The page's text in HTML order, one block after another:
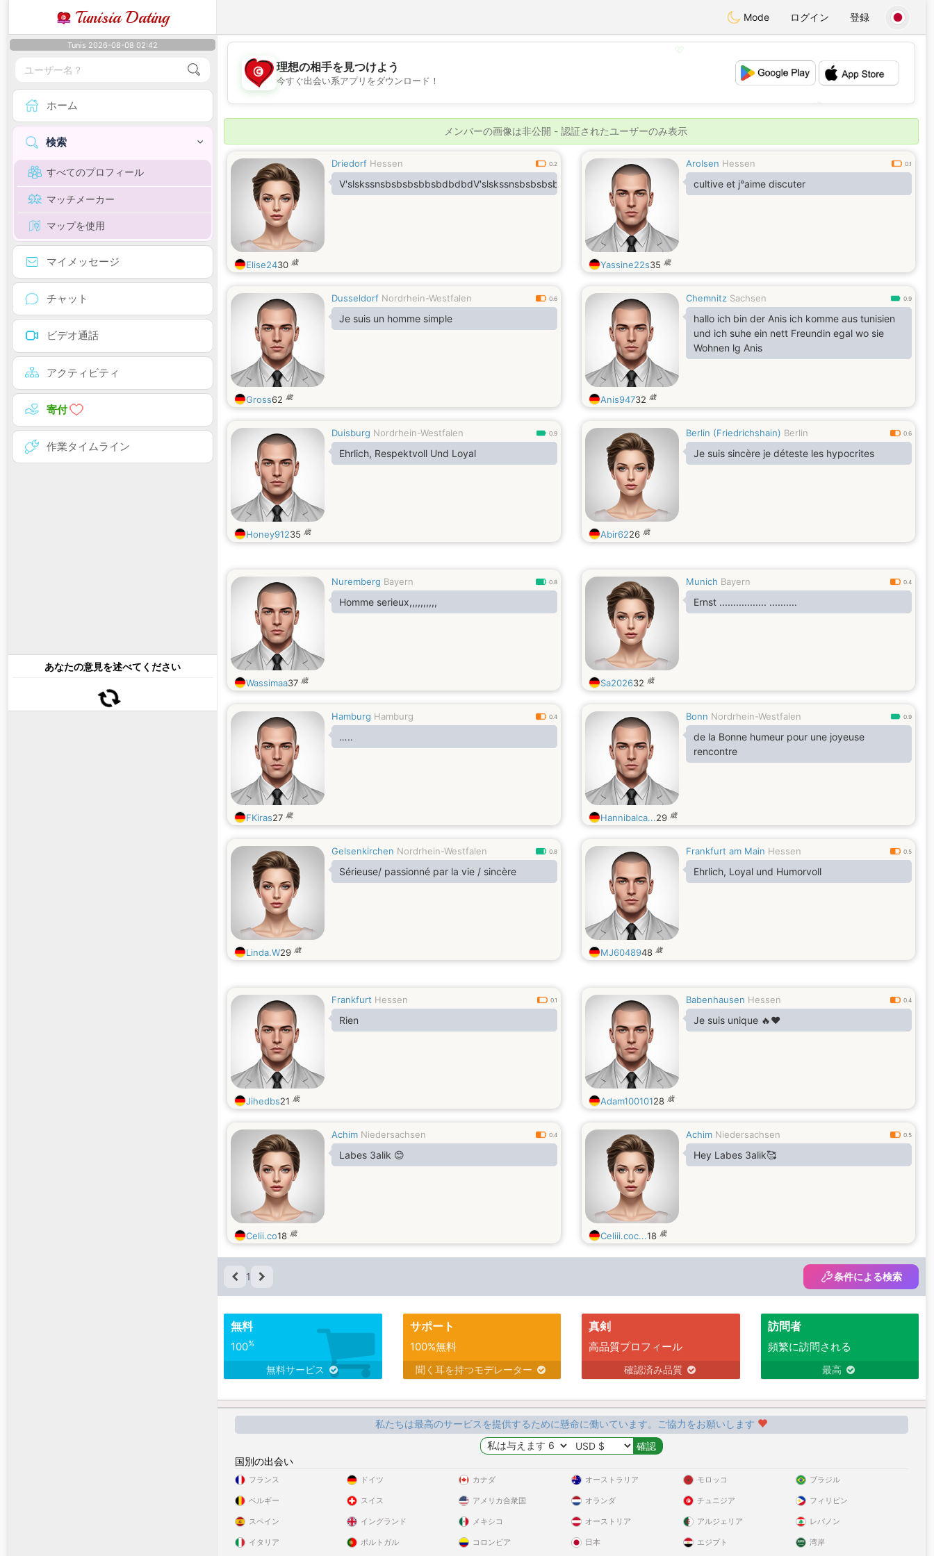
Tunisia Dating Mode ログイン 登録
Tunis 2026-08-08 02:42
ホーム
検索
すべてのプロフィール
マッチメーカー
マップを使用
マイメッセージ
チャット
ビデオ通話
アクティビティ
寄付
作業タイムライン
あなたの意見を述べてください
💖
💕
理想の相手を見つけよう
今すぐ出会い系アプリをダウンロード！
メンバーの画像は非公開 - 認証されたユーザーのみ表示
Driedorf Hessen 0.2
V'slskssnsbsbsbsbbsbdbdbdV'slskssnsbsbsbsbbsbdbdbd
Elise2430 歳
Arolsen Hessen 0.1
cultive et j°aime discuter
Yassine22s35 歳
Dusseldorf Nordrhein-Westfalen 0.6
Je suis un homme simple
Gross62 歳
Chemnitz Sachsen 0.9
hallo ich bin der Anis ich komme aus tunisien
und ich suhe ein nett Freundin egal wo sie
Wohnen lg Anis
Anis94732 歳
Duisburg Nordrhein-Westfalen 0.9
Ehrlich, Respektvoll Und Loyal
Honey91235 歳
Berlin (Friedrichshain) Berlin 0.6
Je suis sincère je déteste les hypocrites
Abir6226 歳
Nuremberg Bayern 0.8
Homme serieux,,,,,,,,,,
Wassimaa37 歳
Munich Bayern 0.4
Ernst ................. ..........
Sa202632 歳
Hamburg Hamburg 0.4
…..
FKiras27 歳
Bonn Nordrhein-Westfalen 0.9
de la Bonne humeur pour une joyeuse
rencontre
Hannibalca...29 歳
Gelsenkirchen Nordrhein-Westfalen 0.8
Sérieuse/ passionné par la vie / sincère
Linda.W29 歳
Frankfurt am Main Hessen 0.5
Ehrlich, Loyal und Humorvoll
MJ6048948 歳
Frankfurt Hessen 0.1
Rien
Jihedbs21 歳
Babenhausen Hessen 0.4
Je suis unique 🔥❤️
Adam10010128 歳
Achim Niedersachsen 0.4
Labes 3alik 😊
Celii.co18 歳
Achim Niedersachsen 0.5
Hey Labes 3alik🥰
Celiii.coc...18 歳
1 条件による検索
無料
100%
無料サービス
サポート
100%無料
聞く耳を持つモデレーター
真剣
高品質プロフィール
確認済み品質
訪問者
頻繁に訪問される
最高
私たちは最高のサービスを提供するために懸命に働いています。ご協力をお願いします
国別の出会い
フランス
ベルギー
スペイン
イタリア
ドイツ
スイス
イングランド
ポルトガル
カナダ
アメリカ合衆国
メキシコ
コロンビア
オーストラリア
オランダ
オーストリア
日本
モロッコ
チュニジア
アルジェリア
エジプト
ブラジル
フィリピン
レバノン
湾岸